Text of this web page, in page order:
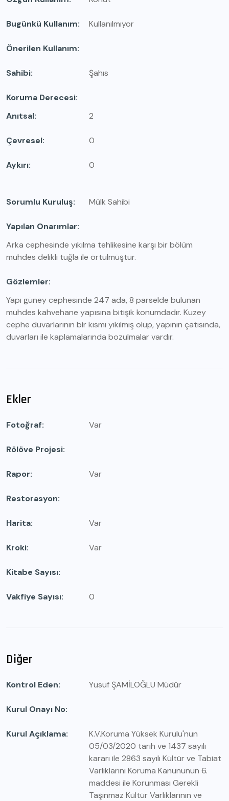
Bugünkü Kullanım Kullanılmıyor
Önerilen Kullanım
Sahibi Şahıs
Koruma Derecesi
Anıtsal
2
Çevresel 0
Aykırı 0
Sorumlu Kuruluş Mülk Sahibi
Yapılan Onarımlar
Arka cephesinde yıkılma tehlikesine karşı bir bölüm
muhdes delikli tuğla ile örtülmüştür.
Gözlemler
Yapı güney cephesinde 247 ada, 8 parselde bulunan
muhdes kahvehane yapısına bitişik konumdadır. Kuzey
cephe duvarlarının bir kısmı yıkılmış olup, yapının çatısında,
duvarları ile kaplamalarında bozulmalar vardır.
Ekler
Fotoğraf Var
Rölöve Projesi
Rapor Var
Restorasyon
Harita Var
Kroki Var
Kitabe Sayısı
Vakfiye Sayısı 0
Diğer
Kontrol Eden Yusuf ŞAMİLOĞLU Müdür
Kurul Onayı No
Kurul Açıklama
K.V.Koruma Yüksek Kurulu'nun
05/03/2020 tarih ve 1437 sayılı
kararı ile 2863 sayılı Kültür ve Tabiat
Varlıklarını Koruma Kanununun 6.
maddesi ile Korunması Gerekli
Taşınmaz Kültür Varlıklarının ve